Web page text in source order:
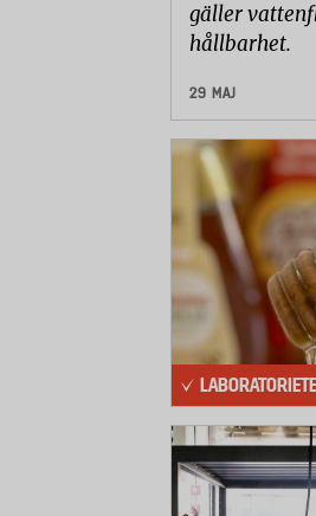
gäller
hållbarhet.
29 MAJ